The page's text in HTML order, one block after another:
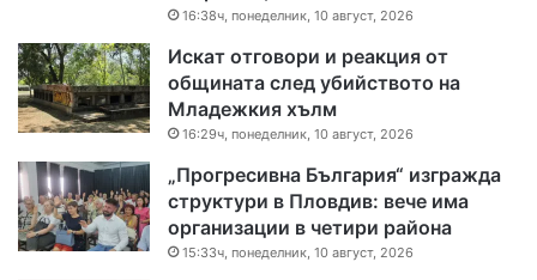
16:38ч, понеделник, 10 август, 2026
Искат отговори и реакция от
общината след убийството на
Младежкия хълм
16:29ч, понеделник, 10 август, 2026
„Прогресивна България“ изгражда
структури в Пловдив: вече има
организации в четири района
15:33ч, понеделник, 10 август, 2026